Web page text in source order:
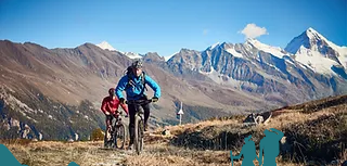
coeur des Alpes